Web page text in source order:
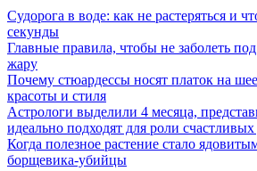
Судорога в воде: как не растеряться и
секунды
Главные правила, чтобы не заболеть
жару
Почему стюардессы носят платок на
красоты и стиля
Астрологи выделили 4 месяца,
идеально подходят для роли
Когда полезное растение стало
борщевика-убийцы